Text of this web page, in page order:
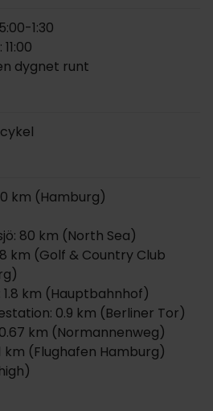
kan ni ta en eftermiddags-
kafé som heter
Berliner Tor ligger endast
från hotellet och
till Landungsbrücken
också välja att istället hyra
utforska staden. Hamburg
eller så kan
eller klubbar. Ni får heller
spännande nattlivet i St.
utforska alla
Jungfernstieg.Ni kan också
och ni tar er till både
på under en timmes bilresa.
är modernt och bekvämt
badrum med dusch och
och tillgång till gratis
1:30
dygnet runt
km (Hamburg)
80 km (North Sea)
km (Golf & Country Club
km (Hauptbahnhof)
0.9 km (Berliner Tor)
km (Normannenweg)
km (Flughafen Hamburg)